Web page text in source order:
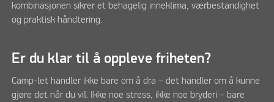
kombinasjonen sikrer et behagelig inneklima, værbestandighet
og praktisk håndtering.
Er du klar til å oppleve friheten?
Camp-let handler ikke bare om å dra – det handler om å kunne
gjøre det når du vil. Ikke noe stress, ikke noe bryderi – bare